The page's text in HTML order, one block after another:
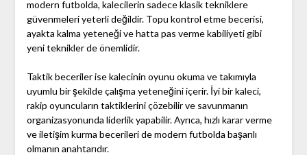
modern futbolda, kalecilerin sadece klasik tekniklere
güvenmeleri yeterli değildir. Topu kontrol etme becerisi,
ayakta kalma yeteneği ve hatta pas verme kabiliyeti gibi
yeni teknikler de önemlidir.
Taktik beceriler ise kalecinin oyunu okuma ve takımıyla
uyumlu bir şekilde çalışma yeteneğini içerir. İyi bir kaleci,
rakip oyuncuların taktiklerini çözebilir ve savunmanın
organizasyonunda liderlik yapabilir. Ayrıca, hızlı karar verme
ve iletişim kurma becerileri de modern futbolda başarılı
olmanın anahtarıdır.